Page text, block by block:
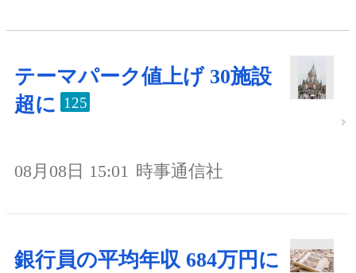
テーマパーク値上げ 30施設
超に 125
08月08日 15:01 時事通信社
銀行員の平均年収 684万円に